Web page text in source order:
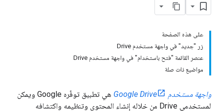
على هذه الصفحة
زر "جديد" في واجهة مستخدم Drive
عنصر القائمة "فتح باستخدام" في واجهة مستخدم Drive
مواضيع ذات صلة
واجهة مستخدم Google Drive
هي تطبيق توفّره Google ويمكن
لمستخدمي Drive من خلاله إنشاء المحتوى وتنظيمه واكتشافه